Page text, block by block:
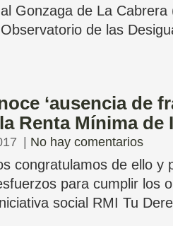
Gonzaga de La
de las
‘ausencia de
Renta Mínima de
No hay comentarios
congratulamos de ello y
para cumplir los
social RMI Tu